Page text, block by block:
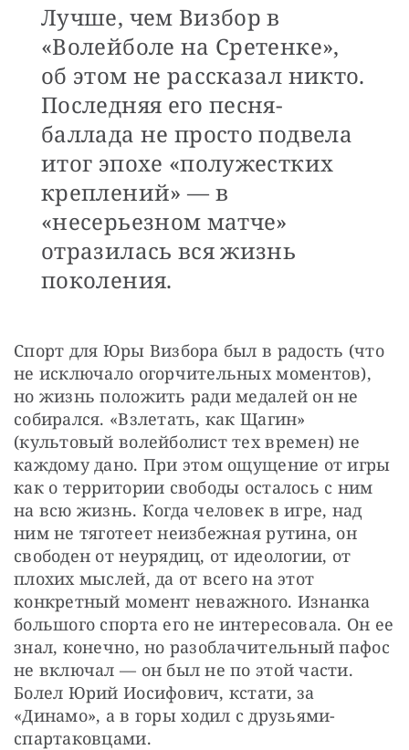
Лучше, чем Визбор в
«Волейболе на Сретенке»,
об этом не рассказал никто.
Последняя его песня-
баллада не просто подвела
итог эпохе «полужестких
креплений» — в
«несерьезном матче»
отразилась вся жизнь
поколения.
Спорт для Юры Визбора был в радость (что
не исключало огорчительных моментов),
но жизнь положить ради медалей он не
собирался. «Взлетать, как Щагин»
(культовый волейболист тех времен) не
каждому дано. При этом ощущение от игры
как о территории свободы осталось с ним
на всю жизнь. Когда человек в игре, над
ним не тяготеет неизбежная рутина, он
свободен от неурядиц, от идеологии, от
плохих мыслей, да от всего на этот
конкретный момент неважного. Изнанка
большого спорта его не интересовала. Он ее
знал, конечно, но разоблачительный пафос
не включал — он был не по этой части.
Болел Юрий Иосифович, кстати, за
«Динамо», а в горы ходил с друзьями-
спартаковцами.